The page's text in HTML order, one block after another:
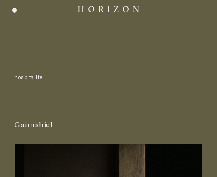
hospitalite
Gairnshiel